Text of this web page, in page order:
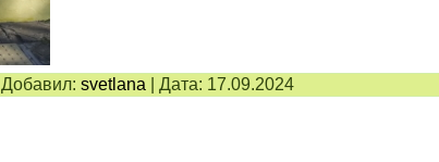
Добавил: svetlana Дата: 17.09.2024